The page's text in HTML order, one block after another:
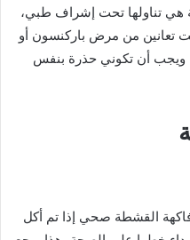
هي تناولها تحت إشراف طبي،
تعانين من مرض باركنسون أو
ويجب أن تكوني حذرة بنفس
القشطة صحي إذا تم أكل